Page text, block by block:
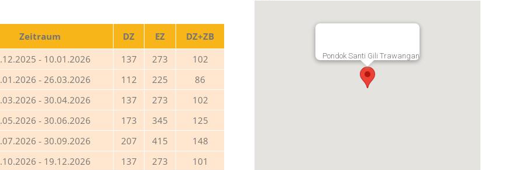
Zeitraum DZ EZ
DZ+ZB
- 10.01.2026 137 273
102
- 26.03.2026 112 225
86
- 30.04.2026 137 273
102
- 30.06.2026 173 345
125
- 30.09.2026 207 415
148
- 19.12.2026 137 273
101
Pondok Santi Gili Trawangan